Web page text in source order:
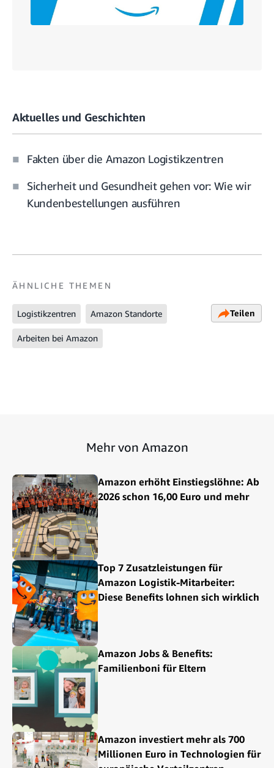
Aktuelles und Geschichten
Fakten über die Amazon Logistikzentren
Sicherheit und Gesundheit gehen vor: Wie wir
Kundenbestellungen ausführen
ÄHNLICHE THEMEN
Logistikzentren Amazon Standorte
Arbeiten bei Amazon
Teilen
Mehr von Amazon
Amazon erhöht Einstiegslöhne: Ab
2026 schon 16,00 Euro und mehr
Top 7 Zusatzleistungen für
Amazon Logistik-Mitarbeiter:
Diese Benefits lohnen sich wirklich
Amazon Jobs & Benefits:
Familienboni für Eltern
Amazon investiert mehr als 700
Millionen Euro in Technologien für